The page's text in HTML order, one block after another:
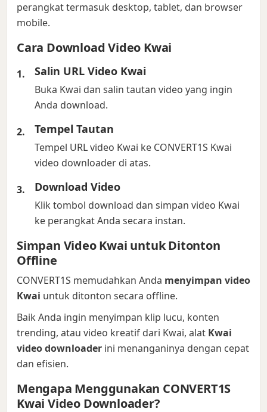
perangkat termasuk desktop, tablet, dan browser
mobile.
Cara Download Video Kwai
Salin URL Video Kwai
Buka Kwai dan salin tautan video yang ingin
Anda download.
Tempel Tautan
Tempel URL video Kwai ke CONVERT1S Kwai
video downloader di atas.
Download Video
Klik tombol download dan simpan video Kwai
ke perangkat Anda secara instan.
Simpan Video Kwai untuk Ditonton
Offline
CONVERT1S memudahkan Anda menyimpan video
Kwai untuk ditonton secara offline.
Baik Anda ingin menyimpan klip lucu, konten
trending, atau video kreatif dari Kwai, alat Kwai
video downloader ini menanganinya dengan cepat
dan efisien.
Mengapa Menggunakan CONVERT1S
Kwai Video Downloader?